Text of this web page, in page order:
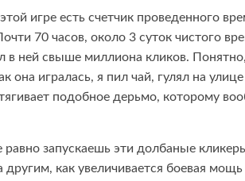
игре есть счетчик проведенного
70 часов, около 3 суток чистого
в ней свыше миллиона кликов.
она игралась, я пил чай, гулял на
подобное дерьмо, которому
запускаешь эти долбаные
как увеличивается боевая